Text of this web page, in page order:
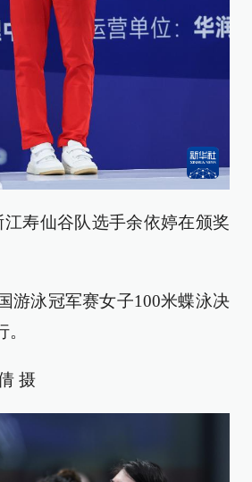
江寿仙谷队选手余依婷在颁奖
游泳冠军赛女子100米蝶泳决
摄